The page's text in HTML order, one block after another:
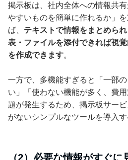
掲示板は、社内全体への情報共
やすいものを簡単に作れるか」
ば、 テキストで情報をまとめら
表・ファイルを添付できれば視
を作成できます。
一方で、多機能すぎると「一部
い」「使わない機能が多く、費
題が発生するため、掲示板サー
がないシンプルなツールを導入す
（2）必要な情報がすぐに